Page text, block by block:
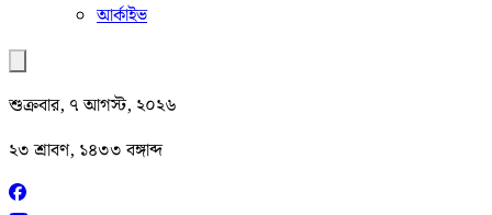
আর্কাইভ
শুক্রবার, ৭ আগস্ট, ২০২৬
২৩ শ্রাবণ, ১৪৩৩ বঙ্গাব্দ